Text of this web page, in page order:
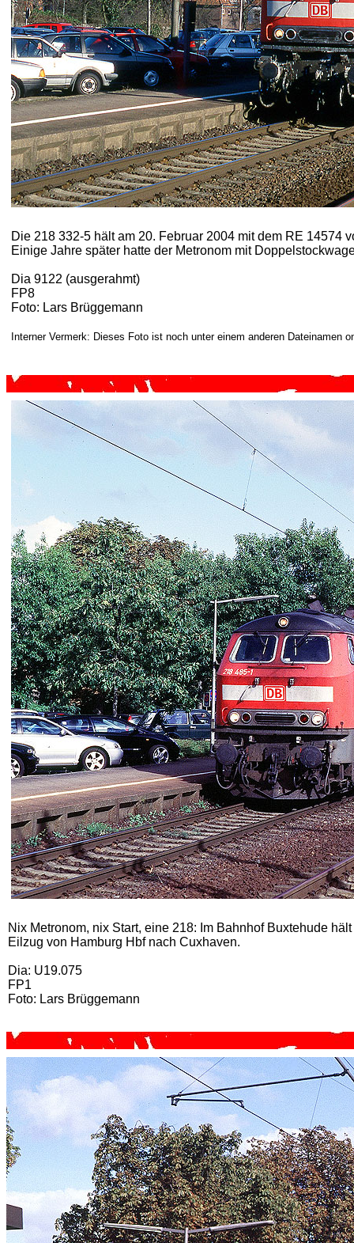
Die 218 332-5 hält am 20. Februar 2004 mit dem RE 14574
Einige Jahre später hatte der Metronom mit
Dia 9122 (ausgerahmt)
FP8
Foto: Lars Brüggemann
Interner Vermerk: Dieses Foto ist noch unter einem anderen Dateinamen
Nix Metronom, nix Start, eine 218: Im Bahnhof Buxtehude
Eilzug von Hamburg Hbf nach Cuxhaven.
Dia: U19.075
FP1
Foto: Lars Brüggemann